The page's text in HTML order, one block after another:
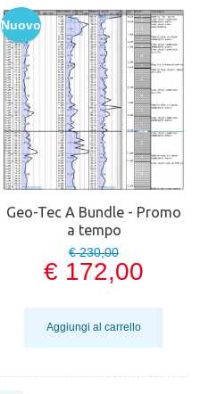
Nuovo
Geo-Tec A Bundle - Promo
a tempo
€ 230,00
€ 172,00
Aggiungi al carrello